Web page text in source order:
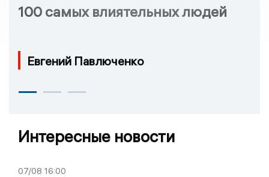
100 самых влиятельных людей
Евгений Павлюченко
Интересные новости
07/08 16:00